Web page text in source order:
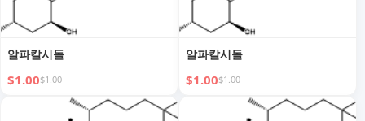
알파칼시돌
$1.00$1.00
알파칼시돌
$1.00$1.00